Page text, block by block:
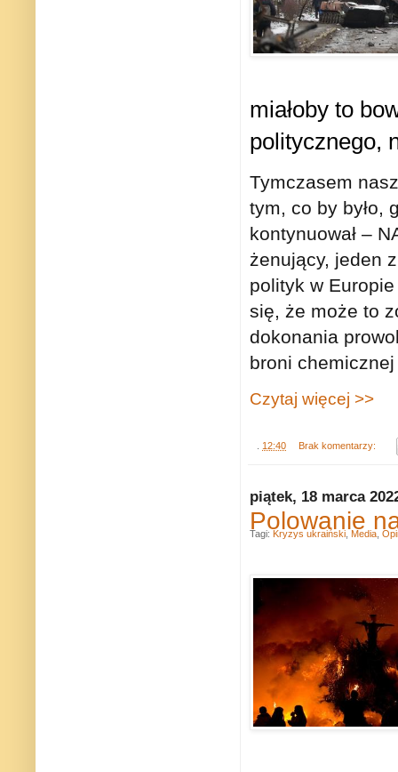
miałoby to
politycznego,
Tymczasem
tym, co by było,
kontynuował –
żenujący, jeden
polityk w
się, że może to
dokonania
broni
Czytaj więcej >>
12:40 Brak komentarzy:
piątek, 18 marca
Polowanie
Tagi: Kryzys ukraiński Media